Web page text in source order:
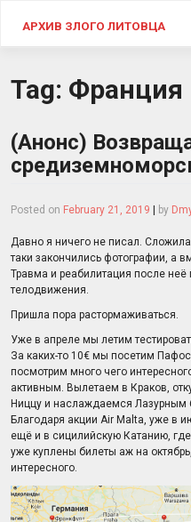
АРХИВ ЗЛОГО ЛИТОВЦА
Tag: Франция
(Анонс)
Posted on February 21, 2019 | by
Давно я ничего не писал.
таки закончились фотографии, а
Травма и реабилитация после неё
телодвижения.
Пришла пора растормаживаться.
Уже в апреле мы летим
За каких-то 10€ мы посетим
посмотрим много чего
активным. Вылетаем в Краков,
Ниццу и наслаждаемся Лазурным
Благодаря акции Air Malta, уже в
ещё и в сицилийскую Катанию,
уже куплены билеты аж на
интересного.